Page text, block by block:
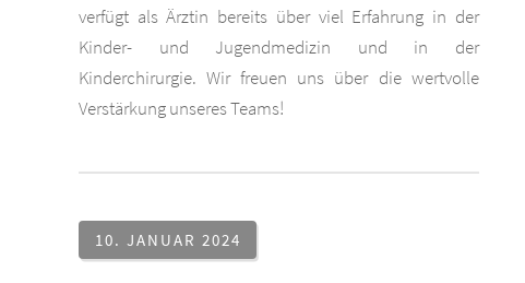
verfügt als Ärztin bereits über viel Erfahrung in der
Kinder- und Jugendmedizin und in der
Kinderchirurgie. Wir freuen uns über die wertvolle
Verstärkung unseres Teams!
10. JANUAR 2024